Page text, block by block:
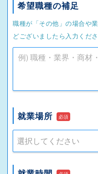
希望職種の補足
職種が「その他」の場合や
どございましたら入力くだ
就業場所 必須
選択してください